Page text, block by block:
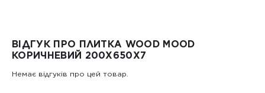
ВІДГУК ПРО ПЛИТКА WOOD MOOD
КОРИЧНЕВИЙ 200X650X7
Немає відгуків про цей товар.